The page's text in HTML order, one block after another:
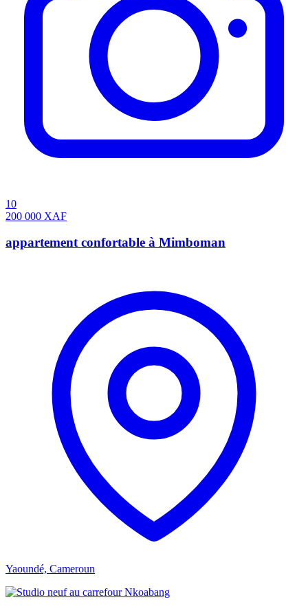
10
200 000 XAF
appartement confortable à Mimboman
Yaoundé, Cameroun